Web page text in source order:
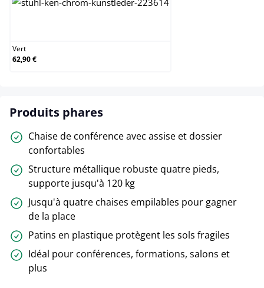
Vert
62,90 €
Produits phares
Chaise de conférence avec assise et dossier
confortables
Structure métallique robuste quatre pieds,
supporte jusqu'à 120 kg
Jusqu'à quatre chaises empilables pour gagner
de la place
Patins en plastique protègent les sols fragiles
Idéal pour conférences, formations, salons et
plus